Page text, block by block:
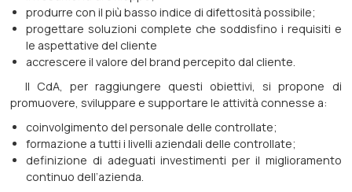
produrre con il più basso indice di difettosità possibile;
progettare soluzioni complete che soddisfino i requisiti e
le aspettative del cliente
accrescere il valore del brand percepito dal cliente.
Il CdA, per raggiungere questi obiettivi, si propone di
promuovere, sviluppare e supportare le attività connesse a:
coinvolgimento del personale delle controllate;
formazione a tutti i livelli aziendali delle controllate;
definizione di adeguati investimenti per il miglioramento
continuo dell’azienda.